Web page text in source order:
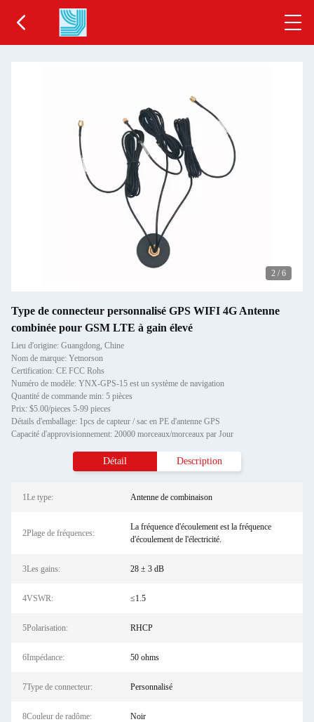
2 / 6
Type de connecteur personnalisé GPS WIFI 4G Antenne
combinée pour GSM LTE à gain élevé
Lieu d'origine: Guangdong, Chine
Nom de marque: Yetnorson
Certification: CE FCC Rohs
Numéro de modèle: YNX-GPS-15 est un système de navigation
Quantité de commande min: 5 pièces
Prix: $5.00/pieces 5-99 pieces
Détails d'emballage: 1pcs de capteur / sac en PE d'antenne GPS
Capacité d'approvisionnement: 20000 morceaux/morceaux par Jour
Détail Description
1Le type: Antenne de combinaison
2Plage de fréquences:
La fréquence d'écoulement est la fréquence
d'écoulement de l'électricité.
3Les gains: 28 ± 3 dB
4VSWR: ≤1.5
5Polarisation: RHCP
6Impédance: 50 ohms
7Type de connecteur: Personnalisé
8Couleur de radôme: Noir